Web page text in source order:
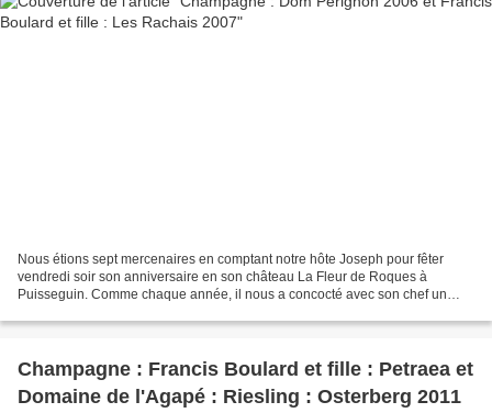
Nous étions sept mercenaires en comptant notre hôte Joseph pour fêter
vendredi soir son anniversaire en son château La Fleur de Roques à
Puisseguin. Comme chaque année, il nous a concocté avec son chef un
Champagne : Francis Boulard et fille : Petraea et
Domaine de l'Agapé : Riesling : Osterberg 2011